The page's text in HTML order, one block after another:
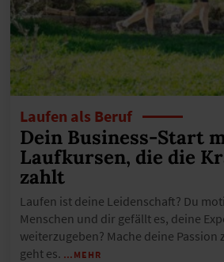
Laufen als Beruf
Dein Business-Start
Laufkursen, die die
zahlt
Laufen ist deine Leidenschaft? Du
Menschen und dir gefällt es, deine
weiterzugeben? Mache deine Passion
geht es. …MEHR